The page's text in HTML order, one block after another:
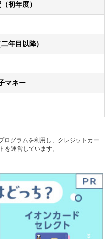
初年度）
年目以降）
マネー
ログラムを利用し、クレジットカー
を運営しています。